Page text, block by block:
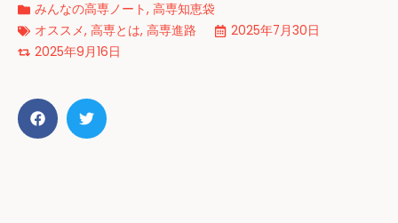
みんなの高専ノート, 高専知恵袋
オススメ, 高専とは, 高専進路
2025年7月30日
2025年9月16日